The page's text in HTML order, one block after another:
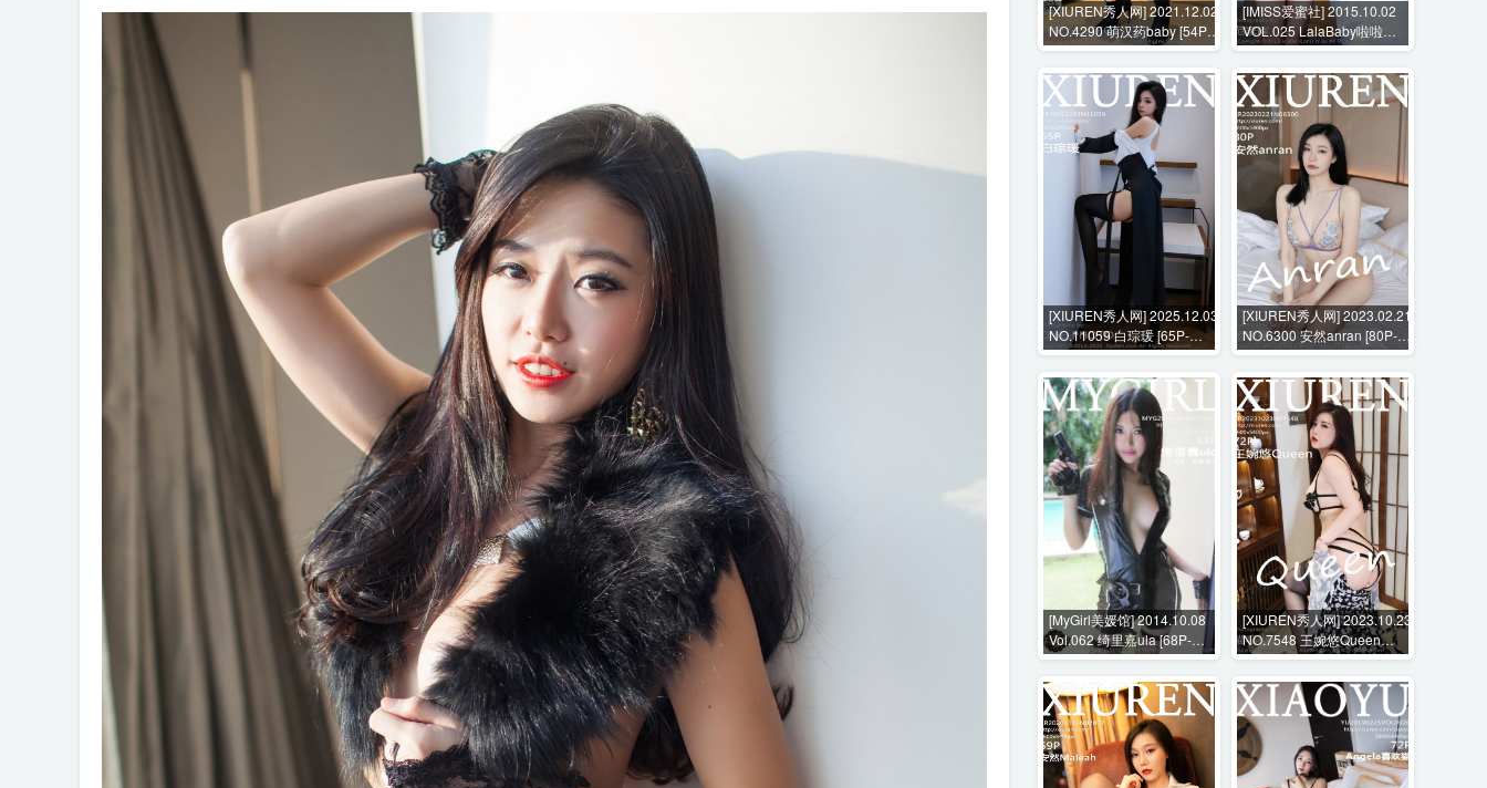
[XIUREN秀人网] 2021.12.02
NO.4290 萌汉药baby [54P-
511MB]
[IMISS爱蜜社] 2015.10.02
VOL.025 LalaBaby啦啦
[55P-172MB]
[XIUREN秀人网] 2025.12.03
NO.11059 白琮瑗 [65P-
703MB]
[XIUREN秀人网] 2023.02.21
NO.6300 安然anran [80P-
715MB]
[MyGirl美媛馆] 2014.10.08
Vol.062 绮里嘉ula [68P-
282MB]
[XIUREN秀人网] 2023.10.23
NO.7548 王婉悠Queen
[72P-830MB]